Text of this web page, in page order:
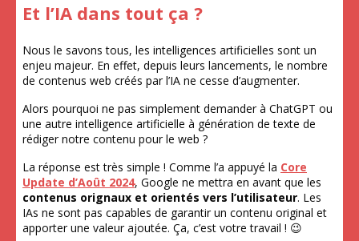
Et l’IA dans tout ça ?
Nous le savons tous, les intelligences artificielles sont un
enjeu majeur. En effet, depuis leurs lancements, le nombre
de contenus web créés par l’IA ne cesse d’augmenter.
Alors pourquoi ne pas simplement demander à ChatGPT ou
une autre intelligence artificielle à génération de texte de
rédiger notre contenu pour le web ?
La réponse est très simple ! Comme l’a appuyé la Core
Update d’Août 2024, Google ne mettra en avant que les
contenus orignaux et orientés vers l’utilisateur. Les
IAs ne sont pas capables de garantir un contenu original et
apporter une valeur ajoutée. Ça, c’est votre travail ! 😉